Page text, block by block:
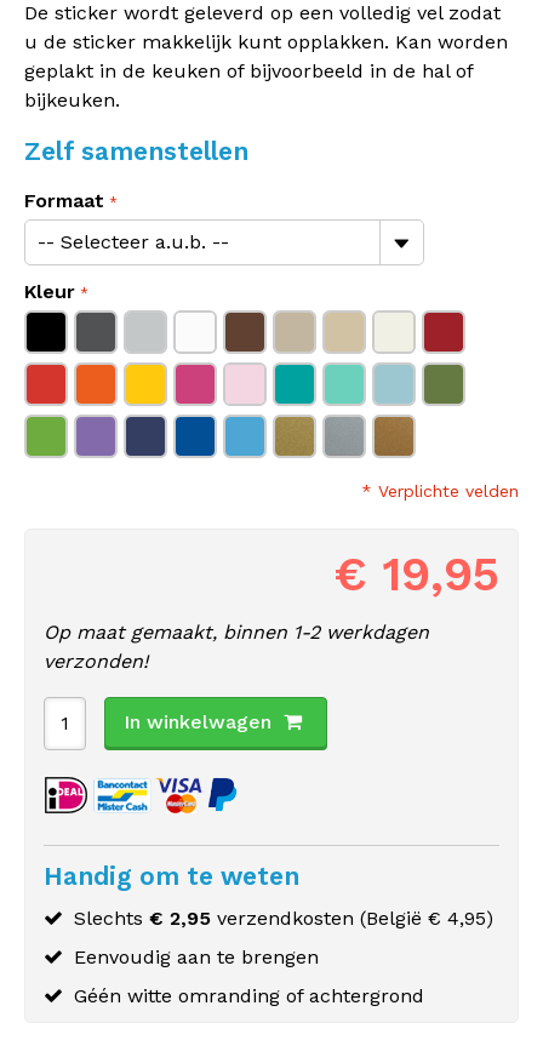
De sticker wordt geleverd op een volledig vel zodat
u de sticker makkelijk kunt opplakken. Kan worden
geplakt in de keuken of bijvoorbeeld in de hal of
bijkeuken.
Zelf samenstellen
Formaat
Kleur
* Verplichte velden
€ 19,95
Op maat gemaakt, binnen 1-2 werkdagen
verzonden!
In winkelwagen
Handig om te weten
Slechts € 2,95 verzendkosten (België € 4,95)
Eenvoudig aan te brengen
Géén witte omranding of achtergrond